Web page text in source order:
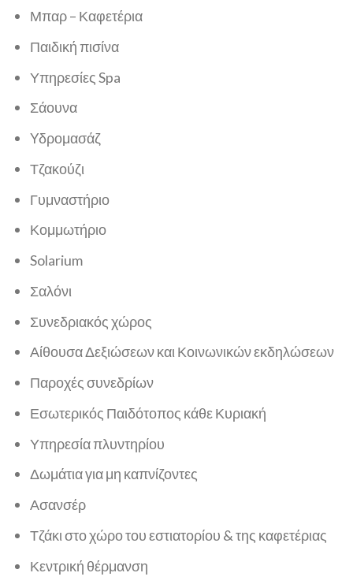
Μπαρ – Καφετέρια
Παιδική πισίνα
Υπηρεσίες Spa
Σάουνα
Yδρομασάζ
Τζακούζι
Γυμναστήριο
Κομμωτήριο
Solarium
Σαλόνι
Συνεδριακός χώρος
Αίθουσα Δεξιώσεων και Κοινωνικών εκδηλώσεων
Παροχές συνεδρίων
Εσωτερικός Παιδότοπος κάθε Κυριακή
Υπηρεσία πλυντηρίου
Δωμάτια για μη καπνίζοντες
Ασανσέρ
Τζάκι στο χώρο του εστιατορίου & της καφετέριας
Κεντρική θέρμανση